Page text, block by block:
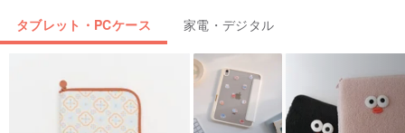
タブレット・PCケース 家電・デジタル